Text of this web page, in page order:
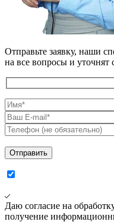
Отправьте заявку, наши
на все вопросы и уточнят
Даю согласие на
получение